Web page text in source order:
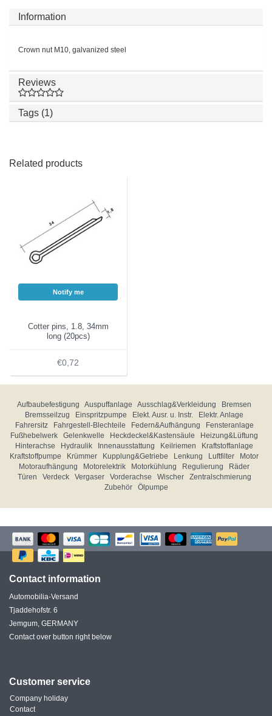
Information
Crown nut M10, galvanized steel
Reviews
Tags (1)
Related products
Notify me
Cotter pins, 1.8, 34mm
long (20pcs)
€0,72
Aufbaubefestigung Auspuffanlage Ausschlag&Verkleidung
Bremsen
Bremsseilzug
Einspritzpumpe Elekt. Ausr. u. Instr.
Elektr. Anlage
Fahrersitz
Fahrgestell-Blechteile Federn&Aufhängung
Fensteranlage
Fußhebelwerk
Gelenkwelle Heckdeckel&Kastensäule
Heizung&Lüftung
Hinterachse
Hydraulik Innenausstattung Keilriemen
Kraftstoffanlage
Kraftstoffpumpe
Krümmer Kupplung&Getriebe Lenkung Luftfilter
Motor
Motoraufhängung
Motorelektrik Motorkühlung Regulierung
Räder
Türen
Verdeck Vergaser Vorderachse Wischer
Zentralschmierung
Zubehör
Ölpumpe
Contact information
Automobilia-Versand
Tjaddehofstr. 6
Jemgum, GERMANY
Contact over button right below
Customer service
Company holiday
Contact